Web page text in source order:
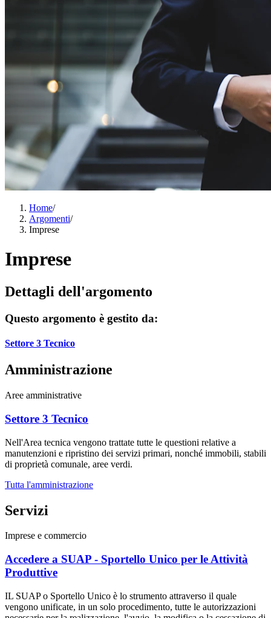
Home/
Argomenti/
Imprese
Imprese
Dettagli dell'argomento
Questo argomento è gestito da:
Settore 3 Tecnico
Amministrazione
Aree amministrative
Settore 3 Tecnico
Nell'Area tecnica vengono trattate tutte le questioni relative a
manutenzioni e ripristino dei servizi primari, nonché immobili, stabili
di proprietà comunale, aree verdi.
Tutta l'amministrazione
Servizi
Imprese e commercio
Accedere a SUAP - Sportello Unico per le Attività
Produttive
IL SUAP o Sportello Unico è lo strumento attraverso il quale
vengono unificate, in un solo procedimento, tutte le autorizzazioni